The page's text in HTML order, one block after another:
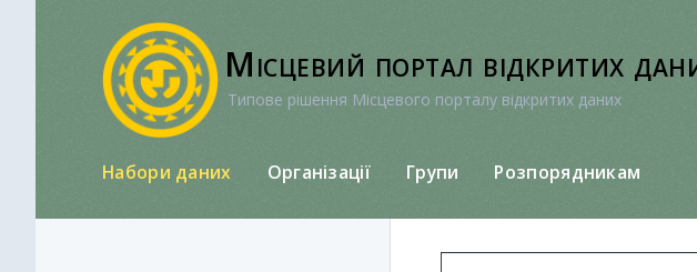
Місцевий портал відкритих
Типове рішення Місцевого порталу відкритих даних
Набори даних Організації Групи Розпорядникам